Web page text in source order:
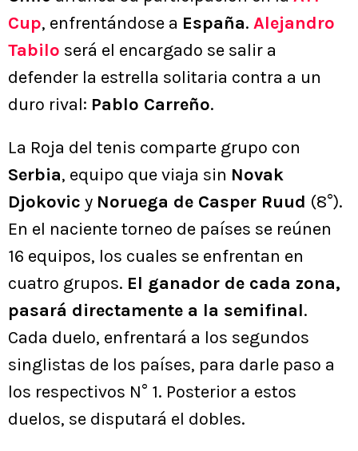
Cup, enfrentándose a España. Alejandro
Tabilo será el encargado se salir a
defender la estrella solitaria contra a un
duro rival: Pablo Carreño.
La Roja del tenis comparte grupo con
Serbia, equipo que viaja sin Novak
Djokovic y Noruega de Casper Ruud (8°).
En el naciente torneo de países se reúnen
16 equipos, los cuales se enfrentan en
cuatro grupos. El ganador de cada zona,
pasará directamente a la semifinal.
Cada duelo, enfrentará a los segundos
singlistas de los países, para darle paso a
los respectivos N° 1. Posterior a estos
duelos, se disputará el dobles.